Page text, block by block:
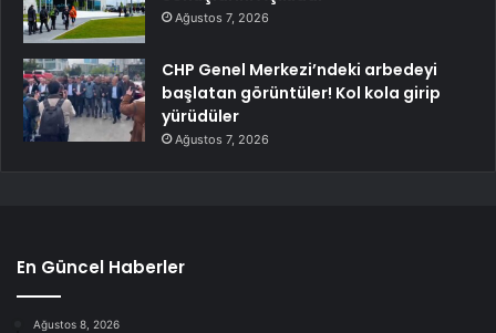
Ağustos 7, 2026
CHP Genel Merkezi’ndeki arbedeyi
başlatan görüntüler! Kol kola girip
yürüdüler
Ağustos 7, 2026
En Güncel Haberler
Ağustos 8, 2026